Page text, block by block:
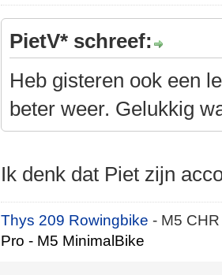
PietV* schreef:
Heb gisteren ook een
beter weer. Gelukkig
Ik denk dat Piet zijn
Thys 209 Rowingbike- M5
Pro - M5 MinimalBike